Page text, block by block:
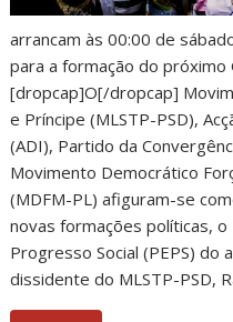
arrancam às 00:00 de
para a formação do próximo
[dropcap]O[/dropcap]
e Príncipe (MLSTP-PSD),
(ADI), Partido da
Movimento Democrático
(MDFM-PL) afiguram-se
novas formações políticas,
Progresso Social (PEPS)
dissidente do MLSTP-PSD,